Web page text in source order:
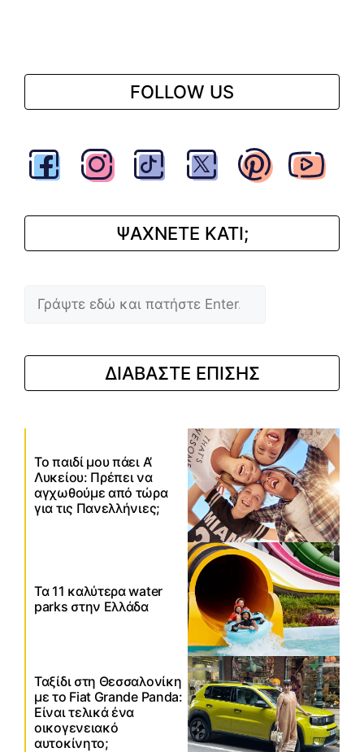
FOLLOW US
ΨΑΧΝΕΤΕ ΚΑΤΙ;
ΔΙΑΒΑΣΤΕ ΕΠΙΣΗΣ
Το παιδί μου πάει Α’
Λυκείου: Πρέπει να
αγχωθούμε από τώρα
για τις Πανελλήνιες;
Τα 11 καλύτερα water
parks στην Ελλάδα
Ταξίδι στη Θεσσαλονίκη
με το Fiat Grande Panda:
Είναι τελικά ένα
οικογενειακό
αυτοκίνητο;